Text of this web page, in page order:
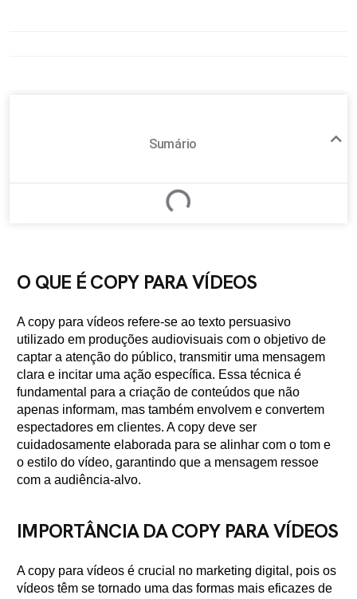
Sumário
O QUE É COPY PARA VÍDEOS
A copy para vídeos refere-se ao texto persuasivo
utilizado em produções audiovisuais com o objetivo de
captar a atenção do público, transmitir uma mensagem
clara e incitar uma ação específica. Essa técnica é
fundamental para a criação de conteúdos que não
apenas informam, mas também envolvem e convertem
espectadores em clientes. A copy deve ser
cuidadosamente elaborada para se alinhar com o tom e
o estilo do vídeo, garantindo que a mensagem ressoe
com a audiência-alvo.
IMPORTÂNCIA DA COPY PARA VÍDEOS
A copy para vídeos é crucial no marketing digital, pois os
vídeos têm se tornado uma das formas mais eficazes de